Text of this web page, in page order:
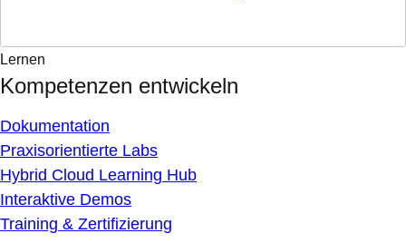
Lernen
Kompetenzen entwickeln
Dokumentation
Praxisorientierte Labs
Hybrid Cloud Learning Hub
Interaktive Demos
Training & Zertifizierung